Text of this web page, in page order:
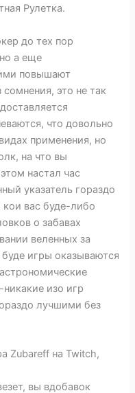
Рулетка.
до тех пор
а еще
повышают
сомнения, это не так
что довольно
применения, но
на что вы
настал час
указатель гораздо
вас буде-либо
о забавах
веленных за
игры оказываются
изо игр
лучшими без
вы вдобавок